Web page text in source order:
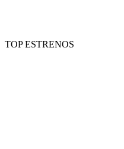
TOP ESTRENOS